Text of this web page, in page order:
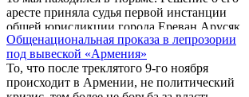
аресте приняла судья первой инстанции
общей юрисдикции города Ереван Арусяк
Алексанян, которая дала санкции и на арест
Аветика Чалабяна, Мамикона Асланяна,
Мики Бадаляна, Нарека Манташяна. Об
этом, согласно сообщению Новости
Общенациональная проказа в лепрозории
под вывеской «Армения»
То, что после треклятого 9-го ноября
происходит в Армении, не политический